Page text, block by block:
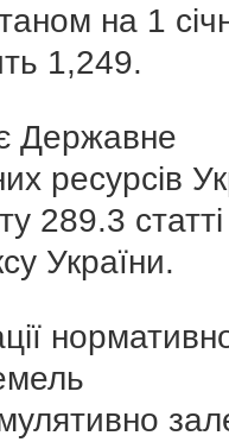
на 1
1,249.
Державне
ресурсів
289.3
України.